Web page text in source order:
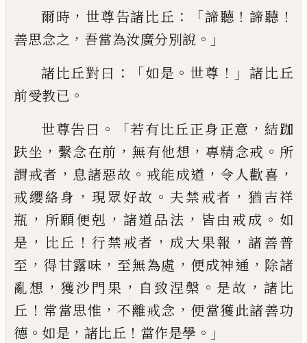
爾時 ， 世尊告諸比丘 ：「諦聽 ！諦聽 ！
善思念之 ， 吾當為汝廣分別說 。」
諸比丘對曰 ：「如是 。 世尊 ！」諸比丘
前受教已 。
世尊告曰 。「若有比丘正身正意 ， 結跏
趺坐 ， 繫念在前 ， 無有他想 ， 專精念戒 。 所
謂戒者 ， 息諸惡故 。 戒能成道 ，令人歡喜 ，
戒纓絡身 ， 現眾好故 。 夫禁戒者 ， 猶吉祥
瓶 ， 所願便剋 ， 諸道品法 ， 皆由戒成 。 如
是 ， 比丘 ！ 行禁戒者 ， 成大果報 ， 諸善普
至 ， 得甘露味 ， 至無為處 ， 便成神通 ， 除諸
亂想 ， 獲沙門果 ， 自致涅槃 。 是故 ， 諸比
丘 ！ 常當思惟 ， 不離戒念 ， 便當獲此諸善功
德 。 如是 ， 諸比丘 ！ 當作是學 。」